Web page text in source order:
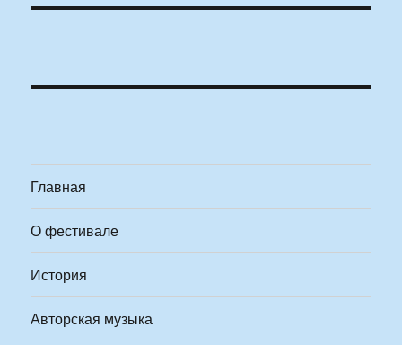
Главная
О фестивале
История
Авторская музыка